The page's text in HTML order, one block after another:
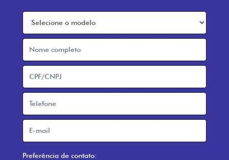
Preferência de contato: